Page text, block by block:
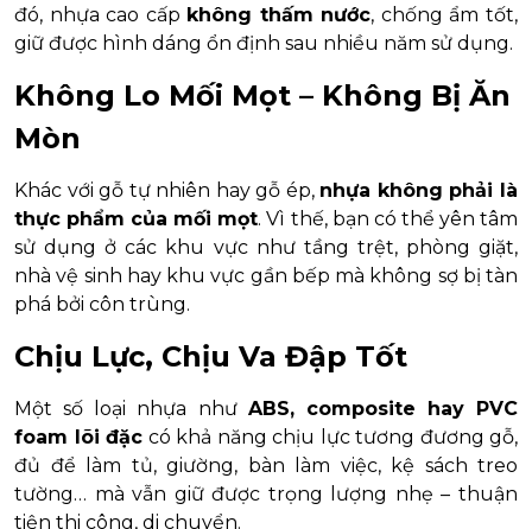
đó, nhựa cao cấp không thấm nước, chống ẩm tốt,
giữ được hình dáng ổn định sau nhiều năm sử dụng.
Không Lo Mối Mọt – Không Bị Ăn
Mòn
Khác với gỗ tự nhiên hay gỗ ép, nhựa không phải là
thực phẩm của mối mọt. Vì thế, bạn có thể yên tâm
sử dụng ở các khu vực như tầng trệt, phòng giặt,
nhà vệ sinh hay khu vực gần bếp mà không sợ bị tàn
phá bởi côn trùng.
Chịu Lực, Chịu Va Đập Tốt
Một số loại nhựa như ABS, composite hay PVC
foam lõi đặc có khả năng chịu lực tương đương gỗ,
đủ để làm tủ, giường, bàn làm việc, kệ sách treo
tường… mà vẫn giữ được trọng lượng nhẹ – thuận
tiện thi công, di chuyển.